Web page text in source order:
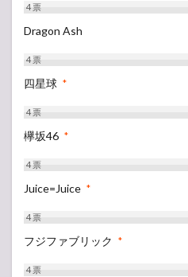
4票
Dragon Ash
4票
四星球 *
4票
欅坂46 *
4票
Juice=Juice *
4票
フジファブリック *
4票